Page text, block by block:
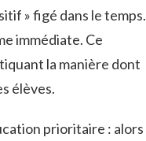
» figé dans le temps.
immédiate. Ce
la manière dont
élèves.
prioritaire : alors